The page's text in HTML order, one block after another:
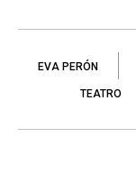
EVA PERÓN
TEATRO